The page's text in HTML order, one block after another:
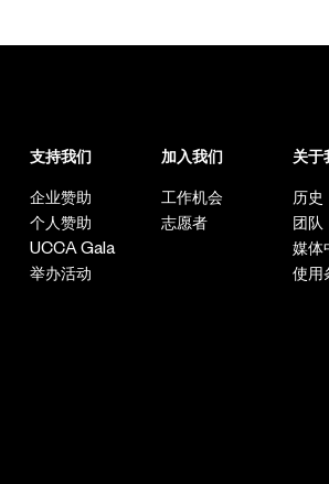
支持我们
企业赞助
个人赞助
UCCA Gala
举办活动
加入我们
工作机会
志愿者
关于
历史
团队
媒体
使用